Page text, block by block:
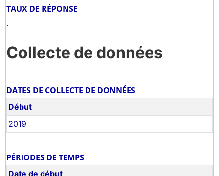
TAUX DE RÉPONSE
.
Collecte de données
DATES DE COLLECTE DE DONNÉES
Début
2019
PÉRIODES DE TEMPS
Date de début